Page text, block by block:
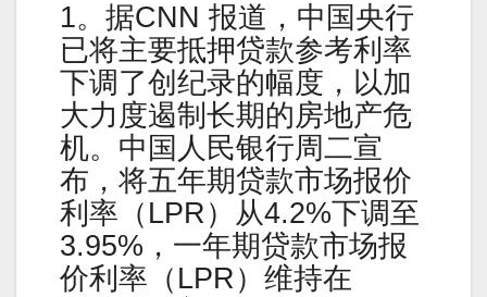
1。据CNN 报道，中国央行
已将主要抵押贷款参考利率
下调了创纪录的幅度，以加
大力度遏制长期的房地产危
机。中国人民银行周二宣
布，将五年期贷款市场报价
利率（LPR）从4.2%下调至
3.95%，一年期贷款市场报
价利率（LPR）维持在